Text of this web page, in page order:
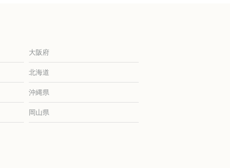
大阪府
北海道
沖縄県
岡山県